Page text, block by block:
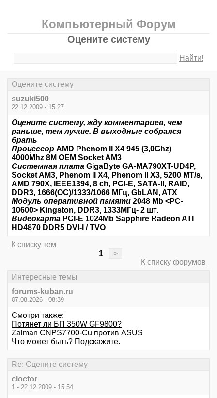
Компьютерный Форум
Оцените систему
Найти!
Оцените систему
suzuki500
22.12.2009 - 15:27
Оцените систему, жду комментариев, чем
раньше, тем лучше. В выходные собрался
брать
Процессор AMD Phenom II X4 945 (3,0Ghz)
4000Mhz 8M OEM Socket AM3
Системная плата GigaByte GA-MA790XT-UD4P,
Socket AM3, Phenom II X4, Phenom II X3, 5200 MT/s,
AMD 790X, IEEE1394, 8 ch, PCI-E, SATA-II, RAID,
DDR3, 1666(OC)/1333/1066 МГц, GbLAN, ATX
Модуль оперативной памяти 2048 Mb <PC-
10600> Kingston, DDR3, 1333МГц- 2 шт.
Видеокарта PCI-E 1024Mb Sapphire Radeon ATI
HD4870 DDR5 DVI-I / TVO
К списку тем
1
>
К списку форумов
Интересные темы
forums-kuban.ru
07.08.2026 - 08:39
Смотри также:
Потянет ли БП 350W GF9800?
Zalman CNPS7700-Cu против ASUS
Что может быть? Подскажите.
Re: Оцените систему
cloctor
1 - 22.12.2009 - 15:54